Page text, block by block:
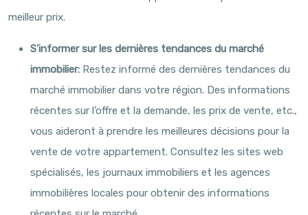
meilleur prix.
S’informer sur les dernières tendances du marché
immobilier: Restez informé des dernières tendances du
marché immobilier dans votre région. Des informations
récentes sur l’offre et la demande, les prix de vente, etc.,
vous aideront à prendre les meilleures décisions pour la
vente de votre appartement. Consultez les sites web
spécialisés, les journaux immobiliers et les agences
immobilières locales pour obtenir des informations